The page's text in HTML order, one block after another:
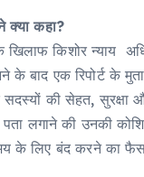
क्या कहा?
के खिलाफ किशोर न्याय
के बाद एक रिपोर्ट के
की सेहत,
लगाने की उनकी
के लिए बंद करने का